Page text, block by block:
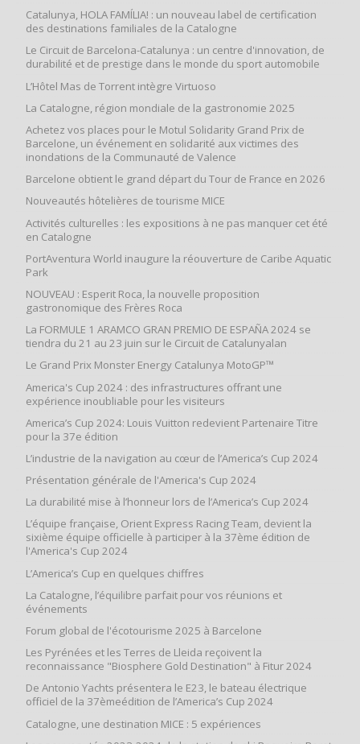
Catalunya, HOLA FAMÍLIA! : un nouveau label de certification
des destinations familiales de la Catalogne
Le Circuit de Barcelona-Catalunya : un centre d'innovation, de
durabilité et de prestige dans le monde du sport automobile
L’Hôtel Mas de Torrent intègre Virtuoso
La Catalogne, région mondiale de la gastronomie 2025
Achetez vos places pour le Motul Solidarity Grand Prix de
Barcelone, un événement en solidarité aux victimes des
inondations de la Communauté de Valence
Barcelone obtient le grand départ du Tour de France en 2026
Nouveautés hôtelières de tourisme MICE
Activités culturelles : les expositions à ne pas manquer cet été
en Catalogne
PortAventura World inaugure la réouverture de Caribe Aquatic
Park
NOUVEAU : Esperit Roca, la nouvelle proposition
gastronomique des Frères Roca
La FORMULE 1 ARAMCO GRAN PREMIO DE ESPAÑA 2024 se
tiendra du 21 au 23 juin sur le Circuit de Catalunyalan
Le Grand Prix Monster Energy Catalunya MotoGP™
America's Cup 2024 : des infrastructures offrant une
expérience inoubliable pour les visiteurs
America’s Cup 2024: Louis Vuitton redevient Partenaire Titre
pour la 37e édition
L’industrie de la navigation au cœur de l’America’s Cup 2024
Présentation générale de l'America's Cup 2024
La durabilité mise à l’honneur lors de l’America’s Cup 2024
L’équipe française, Orient Express Racing Team, devient la
sixième équipe officielle à participer à la 37ème édition de
l'America's Cup 2024
L’America’s Cup en quelques chiffres
La Catalogne, l’équilibre parfait pour vos réunions et
événements
Forum global de l'écotourisme 2025 à Barcelone
Les Pyrénées et les Terres de Lleida reçoivent la
reconnaissance "Biosphere Gold Destination" à Fitur 2024
De Antonio Yachts présentera le E23, le bateau électrique
officiel de la 37èmeédition de l’America’s Cup 2024
Catalogne, une destination MICE : 5 expériences